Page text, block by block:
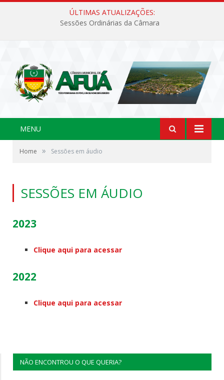
ÚLTIMAS ATUALIZAÇÕES:
Sessões Ordinárias da Câmara
MENU
Home » Sessões em áudio
SESSÕES EM ÁUDIO
2023
Clique aqui para acessar
2022
Clique aqui para acessar
NÃO ENCONTROU O QUE QUERIA?